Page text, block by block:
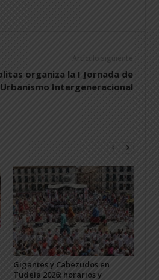
Artículo siguiente
organiza la I Jornada de
Urbanismo Intergeneracional
Gigantes y Cabezudos en
Tudela 2026: horarios y